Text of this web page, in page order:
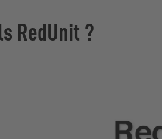
RedUnit ?